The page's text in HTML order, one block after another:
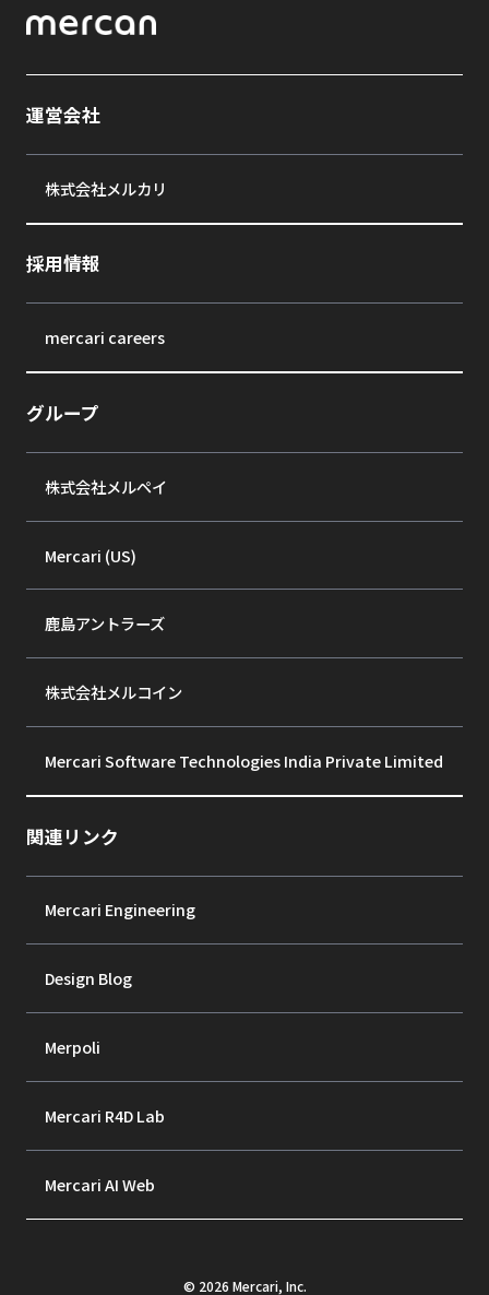
運営会社
株式会社メルカリ
採用情報
mercari careers
グループ
株式会社メルペイ
Mercari (US)
鹿島アントラーズ
株式会社メルコイン
Mercari Software Technologies India Private Limited
関連リンク
Mercari Engineering
Design Blog
Merpoli
Mercari R4D Lab
Mercari AI Web
© 2026 Mercari, Inc.